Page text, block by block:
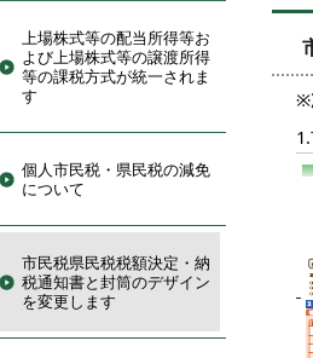
上場株式等の配当所得等お
よび上場株式等の譲渡所得
等の課税方式が統一されま
す
個人市民税・県民税の減免
について
市民税県民税税額決定・納
税通知書と封筒のデザイン
を変更します
※